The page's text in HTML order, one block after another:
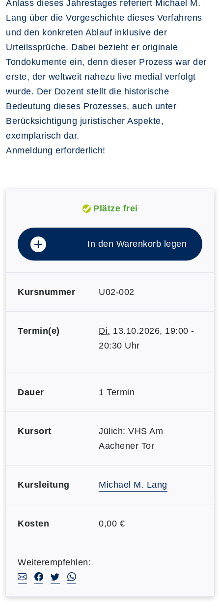
Anlass dieses Jahrestages referiert Michael M.
Lang über die Vorgeschichte dieses Verfahrens
und den konkreten Ablauf inklusive der
Urteilssprüche. Dabei bezieht er originale
Tondokumente ein, denn dieser Prozess war der
erste, der weltweit nahezu live medial verfolgt
wurde. Der Dozent stellt die historische
Bedeutung dieses Prozesses, auch unter
Berücksichtigung juristischer Aspekte,
exemplarisch dar.
Anmeldung erforderlich!
Plätze frei
In den Warenkorb legen
Kursnummer U02-002
Termin(e) Di. 13.10.2026, 19:00 -
20:30 Uhr
Dauer 1 Termin
Kursort
Jülich: VHS Am
Aachener Tor
Kursleitung Michael M. Lang
Kosten 0,00 €
Weiterempfehlen: